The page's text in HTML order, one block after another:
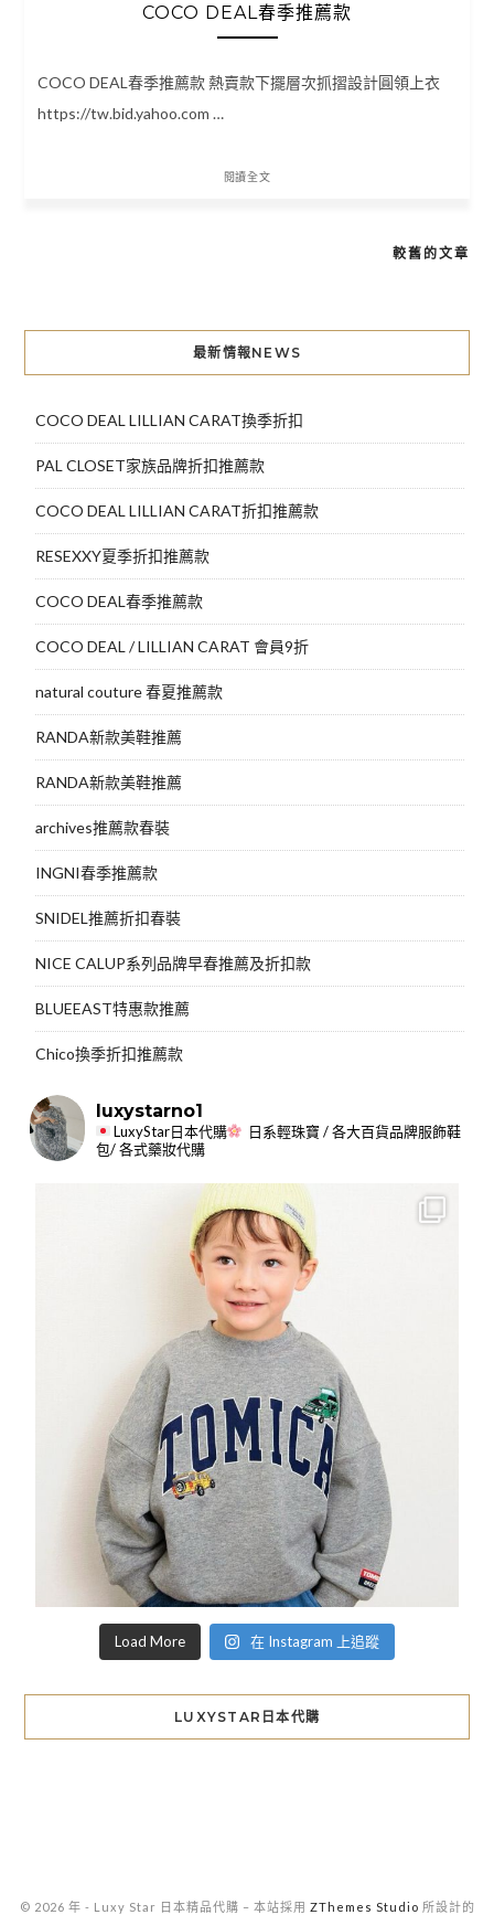
COCO DEAL春季推薦款
COCO DEAL春季推薦款 熱賣款下擺層次抓摺設計圓領上衣
https://tw.bid.yahoo.com …
閱讀全文
導
覽
較舊的文章
最新情報NEWS
COCO DEAL LILLIAN CARAT換季折扣
PAL CLOSET家族品牌折扣推薦款
COCO DEAL LILLIAN CARAT折扣推薦款
RESEXXY夏季折扣推薦款
COCO DEAL春季推薦款
COCO DEAL / LILLIAN CARAT 會員9折
natural couture 春夏推薦款
RANDA新款美鞋推薦
RANDA新款美鞋推薦
archives推薦款春裝
INGNI春季推薦款
SNIDEL推薦折扣春裝
NICE CALUP系列品牌早春推薦及折扣款
BLUEEAST特惠款推薦
Chico換季折扣推薦款
luxystarno1
LuxyStar日本代購
日系輕珠寶 / 各大百貨品牌服飾鞋
包/ 各式藥妝代購
Load More 在 Instagram 上追蹤
LUXYSTAR日本代購
© 2026 年 - Luxy Star 日本精品代購 – 本站採用 ZThemes Studio 所設計的